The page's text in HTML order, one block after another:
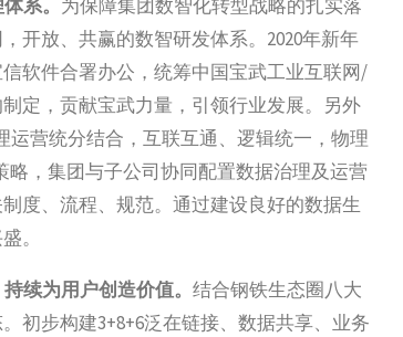
系。 为保障集团数智化转型战略的扎实落
开放、共赢的数智研发体系。2020年新年
软件合署办公，统筹中国宝武工业互联网/
定，贡献宝武力量，引领行业发展。另外
营统分结合，互联互通、逻辑统一，物理
，集团与子公司协同配置数据治理及运营
度、流程、规范。通过建设良好的数据生
。
续为用户创造价值。 结合钢铁生态圈八大
初步构建3+8+6泛在链接、数据共享、业务